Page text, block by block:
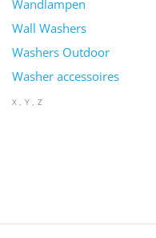
Wandlampen
Wall Washers
Washers Outdoor
Washer accessoires
X Y Z